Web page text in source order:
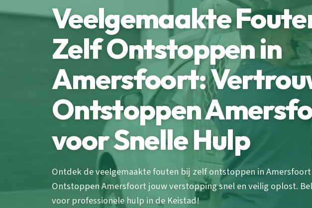
Veelgemaakte
Zelf Ontstoppen in
Amersfoort:
Ontstoppen
voor Snelle Hulp
Ontdek de veelgemaakte fouten bij zelf ontstoppen in Amersfoort
Ontstoppen Amersfoort jouw verstopping snel en veilig oplost. Bel
voor professionele hulp in de Keistad!